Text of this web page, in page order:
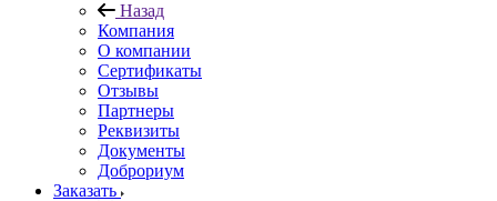
Назад
Компания
О компании
Сертификаты
Отзывы
Партнеры
Реквизиты
Документы
Доброриум
Заказать